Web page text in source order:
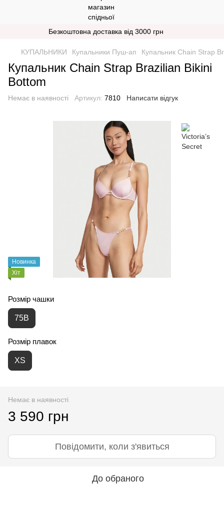
Безкоштовна доставка від 3000 грн
КУПАЛЬНИКИ Купальники Пуш-ап Купальник Chain Strap
Купальник Chain Strap Brazilian Bikini
Bottom
Немає в наявності Артикул: 7810 Написати відгук
Новинка
Хіт
Розмір чашки
75B
Розмір плавок
XS
Немає в наявності
3 590 грн
Повідомити, коли з'явиться
До обраного